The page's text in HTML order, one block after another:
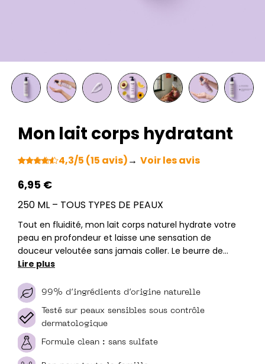
Mon lait corps hydratant
6,95 €
sur 5
basé sur
client
4,3/5 (15 avis)→ Voir les avis
250 ML – TOUS TYPES DE PEAUX
Tout en fluidité, mon lait corps naturel hydrate votre
peau en profondeur et laisse une sensation de
douceur veloutée sans jamais coller. Le beurre de…
Lire plus
99% d’ingrédients d’origine naturelle
Testé sur peaux sensibles sous contrôle
dermatologique
Formule clean : sans sulfate